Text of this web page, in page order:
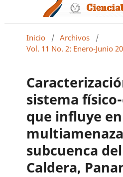
Inicio / Archivos
/
Vol. 11 No. 2: Enero-Junio
sistema
que influye
subcuenca
Caldera,